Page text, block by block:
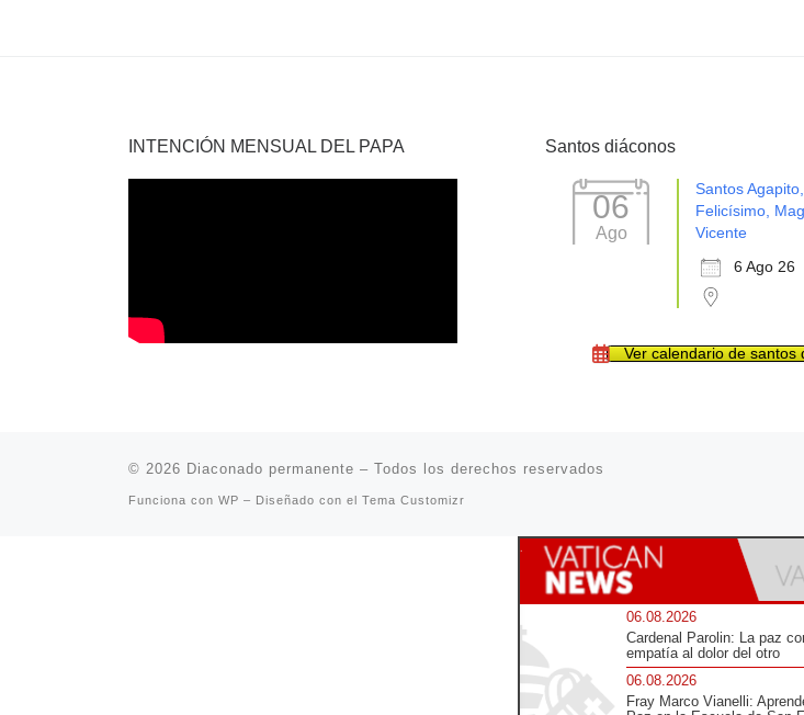
INTENCIÓN MENSUAL DEL PAPA Santos diáconos
06
Ago
Santos
Felicísimo,
Vicente
6 Ago 26
Ver calendario de santos
© 2026 Diaconado permanente – Todos los derechos reservados
Funciona con WP – Diseñado con el Tema Customizr
06.08.2026
Cardenal Parolin: La paz
empatía al dolor del otro
06.08.2026
Fray Marco Vianelli: